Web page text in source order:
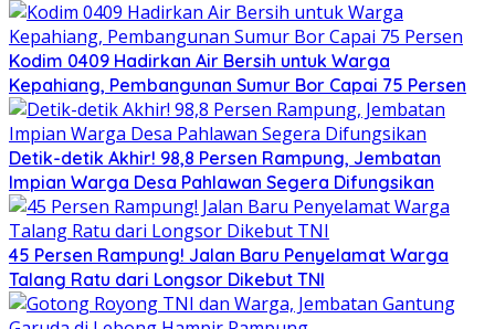
Kodim 0409 Hadirkan Air Bersih untuk Warga
Kepahiang, Pembangunan Sumur Bor Capai 75 Persen
Detik-detik Akhir! 98,8 Persen Rampung, Jembatan
Impian Warga Desa Pahlawan Segera Difungsikan
45 Persen Rampung! Jalan Baru Penyelamat Warga
Talang Ratu dari Longsor Dikebut TNI